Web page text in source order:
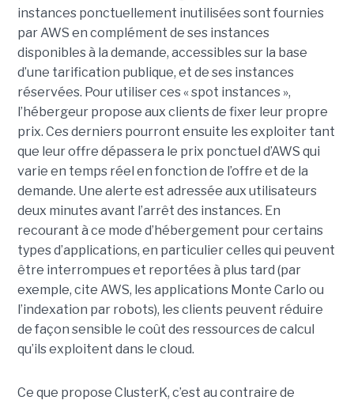
instances ponctuellement inutilisées sont fournies
par AWS en complément de ses instances
disponibles à la demande, accessibles sur la base
d’une tarification publique, et de ses instances
réservées. Pour utiliser ces « spot instances »,
l’hébergeur propose aux clients de fixer leur propre
prix. Ces derniers pourront ensuite les exploiter tant
que leur offre dépassera le prix ponctuel d’AWS qui
varie en temps réel en fonction de l’offre et de la
demande. Une alerte est adressée aux utilisateurs
deux minutes avant l’arrêt des instances. En
recourant à ce mode d’hébergement pour certains
types d’applications, en particulier celles qui peuvent
être interrompues et reportées à plus tard (par
exemple, cite AWS, les applications Monte Carlo ou
l’indexation par robots), les clients peuvent réduire
de façon sensible le coût des ressources de calcul
qu’ils exploitent dans le cloud.
Ce que propose ClusterK, c’est au contraire de